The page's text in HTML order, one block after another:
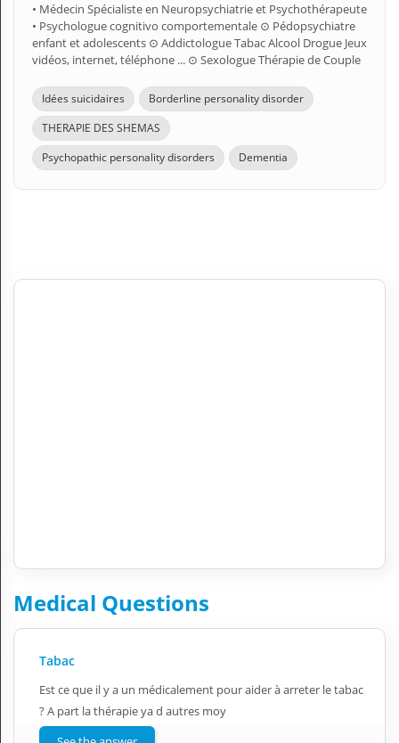
• Médecin Spécialiste en Neuropsychiatrie et Psychothérapeute
• Psychologue cognitivo comportementale ⊙ Pédopsychiatre
enfant et adolescents ⊙ Addictologue Tabac Alcool Drogue Jeux
vidéos, internet, téléphone ... ⊙ Sexologue Thérapie de Couple
Idées suicidaires
Borderline personality disorder
THERAPIE DES SHEMAS
Psychopathic personality disorders
Dementia
Medical Questions
Tabac
Est ce que il y a un médicalement pour aider à arreter le tabac
? A part la thérapie ya d autres moy